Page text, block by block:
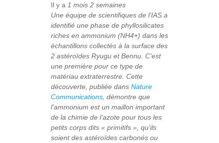
Il y a 1 mois 2 semaines
Une équipe de scientifiques de l’IAS a
identifié une phase de phyllosilicates
riches en ammonium (NH4+) dans les
échantillons collectés à la surface des
2 astéroïdes Ryugu et Bennu. C’est
une première pour ce type de
matériau extraterrestre. Cette
découverte, publiée dans Nature
Communications , démontre que
l’ammonium est un maillon important
de la chimie de l’azote pour tous les
petits corps dits « primitifs », qu’ils
soient des astéroïdes carbonés ou